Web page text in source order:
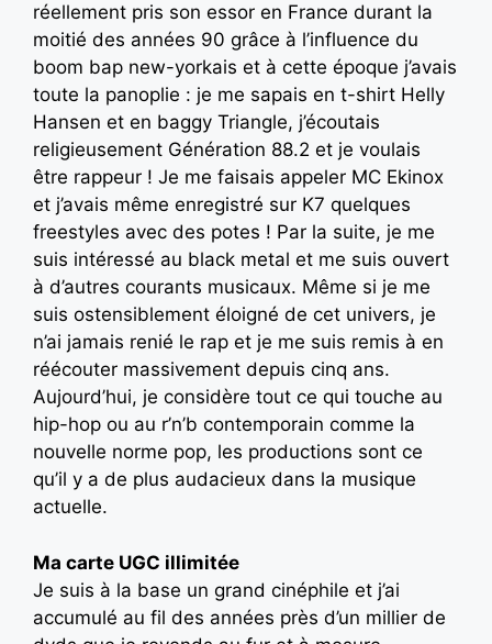
réellement pris son essor en France durant la
moitié des années 90 grâce à l’influence du
boom bap new-yorkais et à cette époque j’avais
toute la panoplie : je me sapais en t-shirt Helly
Hansen et en baggy Triangle, j’écoutais
religieusement Génération 88.2 et je voulais
être rappeur ! Je me faisais appeler MC Ekinox
et j’avais même enregistré sur K7 quelques
freestyles avec des potes ! Par la suite, je me
suis intéressé au black metal et me suis ouvert
à d’autres courants musicaux. Même si je me
suis ostensiblement éloigné de cet univers, je
n’ai jamais renié le rap et je me suis remis à en
réécouter massivement depuis cinq ans.
Aujourd’hui, je considère tout ce qui touche au
hip-hop ou au r’n’b contemporain comme la
nouvelle norme pop, les productions sont ce
qu’il y a de plus audacieux dans la musique
actuelle.
Ma carte UGC illimitée
Je suis à la base un grand cinéphile et j’ai
accumulé au fil des années près d’un millier de